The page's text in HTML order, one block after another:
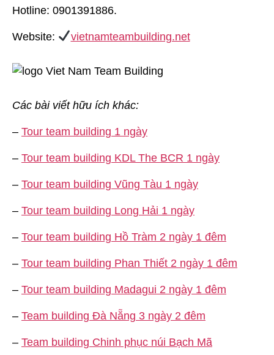
Hotline: 0901391886.
Website: vietnamteambuilding.net
Các bài viết hữu ích khác:
– Tour team building 1 ngày
– Tour team building KDL The BCR 1 ngày
– Tour team building Vũng Tàu 1 ngày
– Tour team building Long Hải 1 ngày
– Tour team building Hồ Tràm 2 ngày 1 đêm
– Tour team building Phan Thiết 2 ngày 1 đêm
– Tour team building Madagui 2 ngày 1 đêm
– Team building Đà Nẵng 3 ngày 2 đêm
– Team building Chinh phục núi Bạch Mã